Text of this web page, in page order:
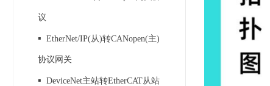
议
▪ EtherNet/IP(从)转CANopen(主)
协议网关
▪ DeviceNet主站转EtherCAT从站